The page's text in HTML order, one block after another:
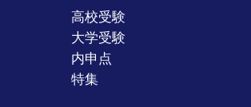
高校受験
大学受験
内申点
特集